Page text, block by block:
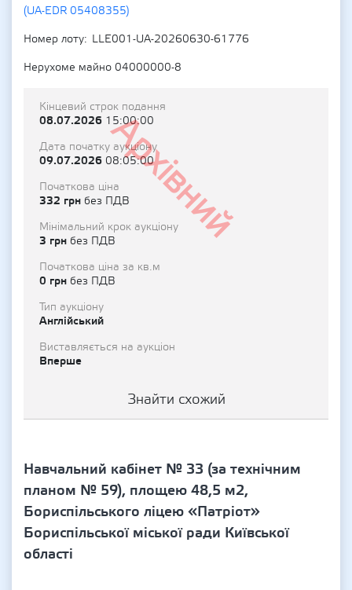
(UA-EDR 05408355)
Номер лоту
LLE001-UA-20260630-61776
Нерухоме майно 04000000-8
Архівний
Кінцевий строк подання
08.07.2026 15:00:00
Дата початку аукціону
09.07.2026 08:05:00
Початкова ціна
332 грн без ПДВ
Мінімальний крок аукціону
3 грн без ПДВ
Початкова ціна за кв.м
0 грн без ПДВ
Тип аукціону
Англійський
Виставляється на аукціон
Вперше
Знайти схожий
Навчальний кабінет № 33 (за технічним
планом № 59), площею 48,5 м2,
Бориспільського ліцею «Патріот»
Бориспільської міської ради Київської
області